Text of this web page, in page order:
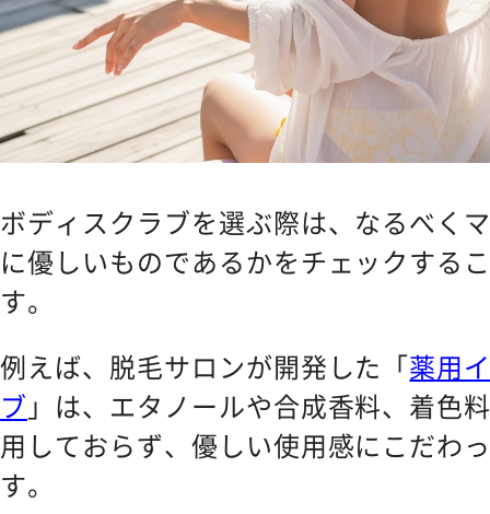
ボディスクラブを選ぶ際は、なるべく
に優しいものであるかをチェックする
す。
例えば、脱毛サロンが開発した「薬用
ブ 」は、エタノールや合成香料、着色
用しておらず、優しい使用感にこだわ
す。